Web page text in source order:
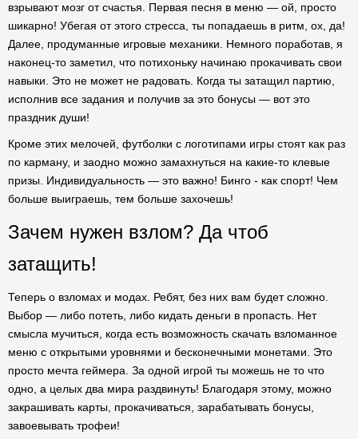
взрывают мозг от счастья. Первая песня в меню — ой, просто
шикарно! Убегая от этого стресса, ты попадаешь в ритм, ох, да!
Далее, продуманные игровые механики. Немного поработав, я
наконец-то заметил, что потихоньку начинаю прокачивать свои
навыки. Это не может не радовать. Когда ты затащил партию,
исполнив все задания и получив за это бонусы — вот это
праздник души!
Кроме этих мелочей, футболки с логотипами игры стоят как раз
по карману, и заодно можно замахнуться на какие-то клевые
призы. Индивидуальность — это важно! Бинго - как спорт! Чем
больше выиграешь, тем больше захочешь!
Зачем нужен взлом? Да чтоб
затащить!
Теперь о взломах и модах. Ребят, без них вам будет сложно.
Выбор — либо потеть, либо кидать деньги в пропасть. Нет
смысла мучиться, когда есть возможность скачать взломанное
меню с открытыми уровнями и бесконечными монетами. Это
просто мечта геймера. За одной игрой ты можешь не то что
одно, а целых два мира раздвинуть! Благодаря этому, можно
закрашивать карты, прокачиваться, зарабатывать бонусы,
завоевывать трофеи!